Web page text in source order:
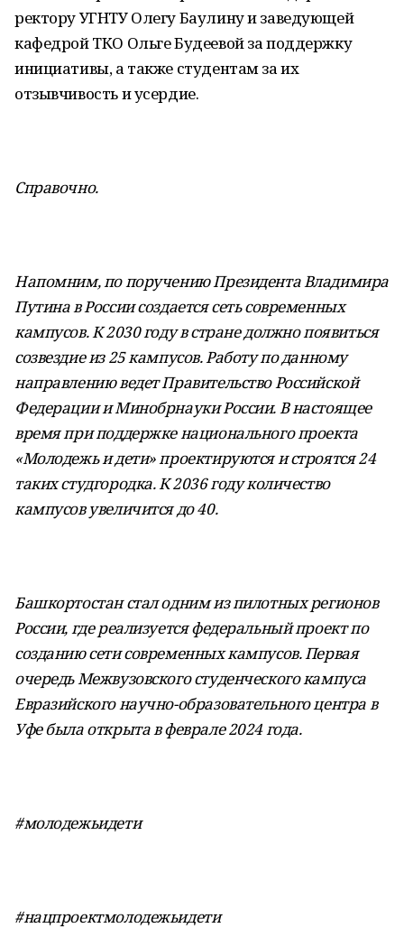
ректору УГНТУ Олегу Баулину и заведующей
кафедрой ТКО Ольге Будеевой за поддержку
инициативы, а также студентам за их
отзывчивость и усердие.
Справочно.
Напомним, по поручению Президента Владимира
Путина в России создается сеть современных
кампусов. К 2030 году в стране должно появиться
созвездие из 25 кампусов. Работу по данному
направлению ведет Правительство Российской
Федерации и Минобрнауки России. В настоящее
время при поддержке национального проекта
«Молодежь и дети» проектируются и строятся 24
таких студгородка. К 2036 году количество
кампусов увеличится до 40.
Башкортостан стал одним из пилотных регионов
России, где реализуется федеральный проект по
созданию сети современных кампусов. Первая
очередь Межвузовского студенческого кампуса
Евразийского научно-образовательного центра в
Уфе была открыта в феврале 2024 года.
#молодежьидети
#нацпроектмолодежьидети